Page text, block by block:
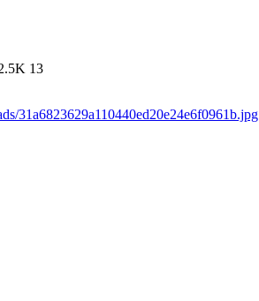
13
31a6823629a110440ed20e24e6f0961b.jpg